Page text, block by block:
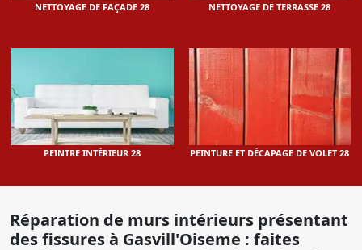
NETTOYAGE DE FAÇADE 28 NETTOYAGE DE TERRASSE 28
PEINTRE INTÉRIEUR 28 PEINTURE ET DÉCAPAGE DE VOLET 28
Réparation de murs intérieurs présentant
des fissures à Gasvill'Oiseme : faites